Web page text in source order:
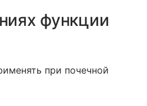
функции
при почечной